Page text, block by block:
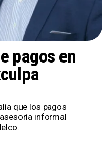
pagos en
que los pagos
informal